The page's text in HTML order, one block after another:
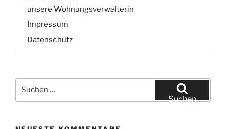
unsere Wohnungsverwalterin
Impressum
Datenschutz
nach:
Suchen